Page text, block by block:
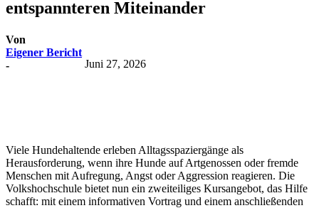
entspannteren Miteinander
Von
Eigener Bericht
-
Juni 27, 2026
Viele Hundehaltende erleben Alltagsspaziergänge als
Herausforderung, wenn ihre Hunde auf Artgenossen oder fremde
Menschen mit Aufregung, Angst oder Aggression reagieren. Die
Volkshochschule bietet nun ein zweiteiliges Kursangebot, das Hilfe
schafft: mit einem informativen Vortrag und einem anschließenden